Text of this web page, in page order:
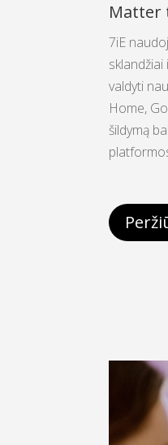
Matter
7iE
valdyti
Home,
šildymą